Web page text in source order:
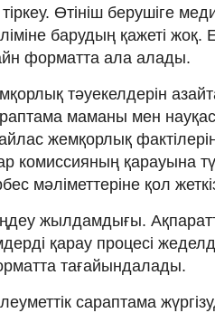
Өтініш берушіге
барудың қажеті жоқ.
форматта ала алады.
тәуекелдерін
маманы мен
жемқорлық
комиссияның қарауына
мәліметтеріне қол
жылдамдығы.
қарау процесі
тағайындалады.
сараптама